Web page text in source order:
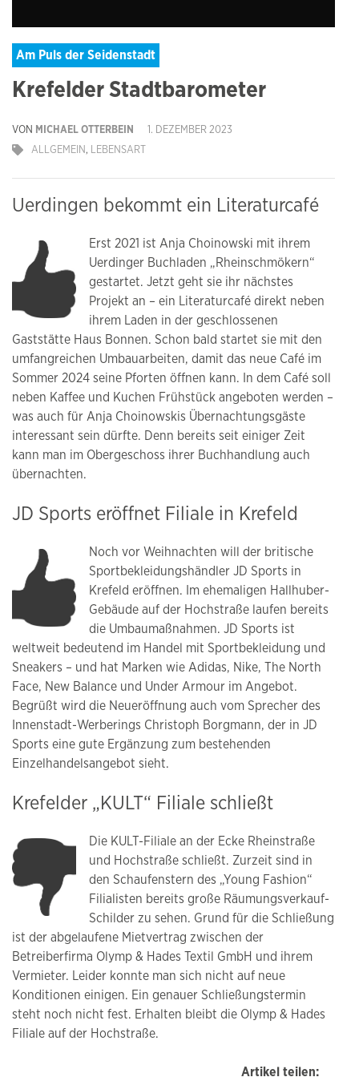
Am Puls der Seidenstadt
Krefelder Stadtbarometer
VON MICHAEL OTTERBEIN
1. DEZEMBER 2023
ALLGEMEIN, LEBENSART
Uerdingen bekommt ein Literaturcafé
Erst 2021 ist Anja Choinowski mit ihrem
Uerdinger Buchladen „Rheinschmökern“
gestartet. Jetzt geht sie ihr nächstes
Projekt an – ein Literaturcafé direkt neben
ihrem Laden in der geschlossenen
Gaststätte Haus Bonnen. Schon bald startet sie mit den
umfangreichen Umbauarbeiten, damit das neue Café im
Sommer 2024 seine Pforten öffnen kann. In dem Café soll
neben Kaffee und Kuchen Frühstück angeboten werden –
was auch für Anja Choinowskis Übernachtungsgäste
interessant sein dürfte. Denn bereits seit einiger Zeit
kann man im Obergeschoss ihrer Buchhandlung auch
übernachten.
JD Sports eröffnet Filiale in Krefeld
Noch vor Weihnachten will der britische
Sportbekleidungshändler JD Sports in
Krefeld eröffnen. Im ehemaligen Hallhuber-
Gebäude auf der Hochstraße laufen bereits
die Umbaumaßnahmen. JD Sports ist
weltweit bedeutend im Handel mit Sportbekleidung und
Sneakers – und hat Marken wie Adidas, Nike, The North
Face, New Balance und Under Armour im Angebot.
Begrüßt wird die Neueröffnung auch vom Sprecher des
Innenstadt-Werberings Christoph Borgmann, der in JD
Sports eine gute Ergänzung zum bestehenden
Einzelhandelsangebot sieht.
Krefelder „KULT“ Filiale schließt
Die KULT-Filiale an der Ecke Rheinstraße
und Hochstraße schließt. Zurzeit sind in
den Schaufenstern des „Young Fashion“
Filialisten bereits große Räumungsverkauf-
Schilder zu sehen. Grund für die Schließung
ist der abgelaufene Mietvertrag zwischen der
Betreiberfirma Olymp & Hades Textil GmbH und ihrem
Vermieter. Leider konnte man sich nicht auf neue
Konditionen einigen. Ein genauer Schließungstermin
steht noch nicht fest. Erhalten bleibt die Olymp & Hades
Filiale auf der Hochstraße.
Artikel teilen: